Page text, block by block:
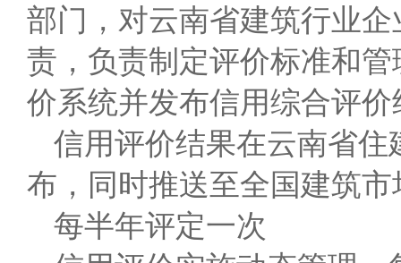
部门，对云南省建筑行业
责，负责制定评价标准和
价系统并发布信用综合评价
信用评价结果在云南省
布，同时推送至全国建筑
每半年评定一次